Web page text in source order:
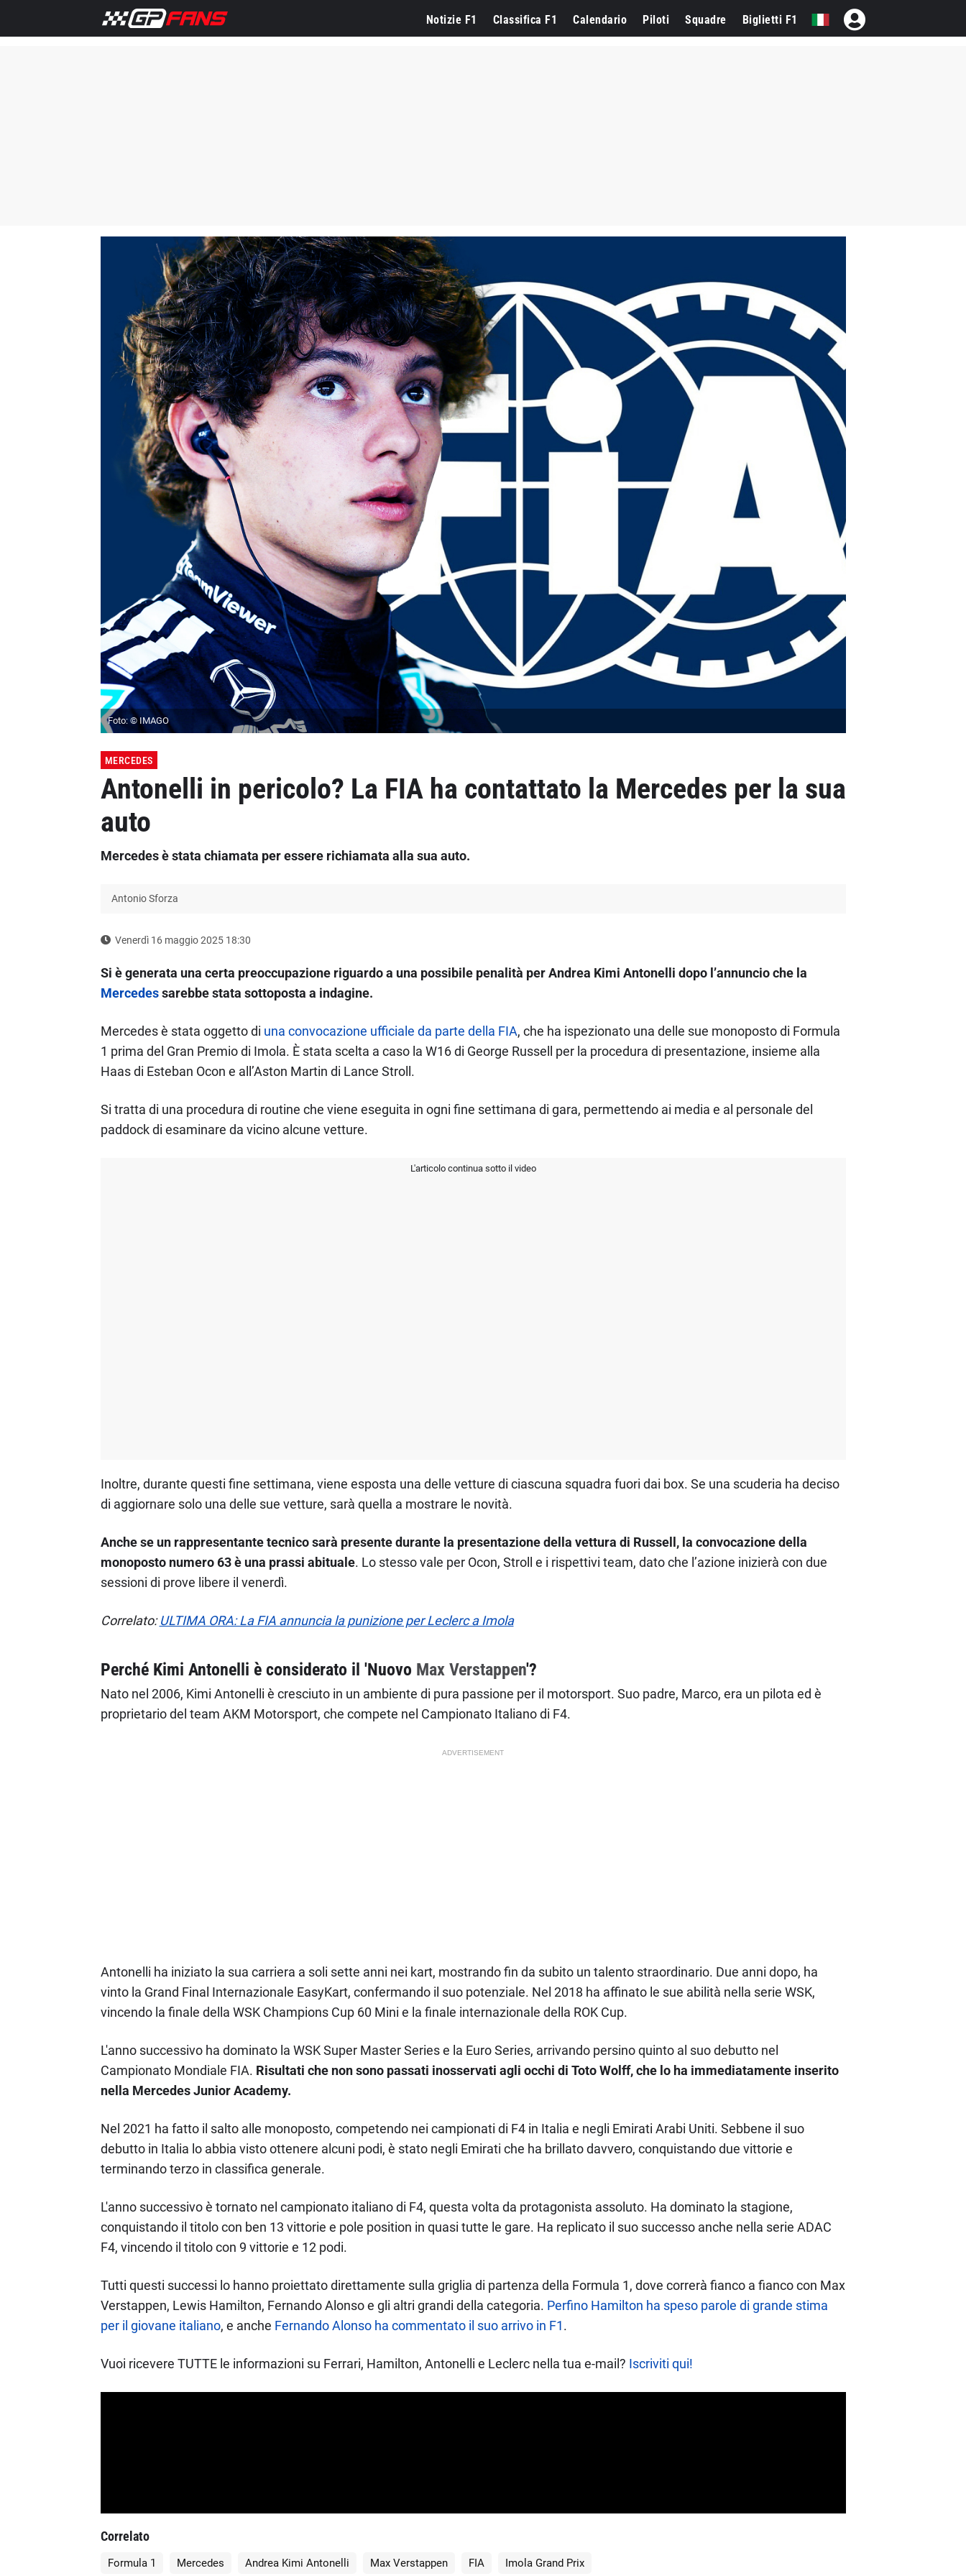
Notizie F1 Classifica F1 Calendario Piloti Squadre Biglietti F1
Foto: © IMAGO
MERCEDES
Antonelli in pericolo? La FIA ha contattato la Mercedes per la sua
auto
Mercedes è stata chiamata per essere richiamata alla sua auto.
Antonio Sforza
Venerdì 16 maggio 2025 18:30
Si è generata una certa preoccupazione riguardo a una possibile penalità per Andrea Kimi Antonelli dopo l’annuncio che la
Mercedessarebbe stata sottoposta a indagine.
Mercedes è stata oggetto di una convocazione ufficiale da parte della FIA, che ha ispezionato una delle sue monoposto di Formula
1 prima del Gran Premio di Imola. È stata scelta a caso la W16 di George Russell per la procedura di presentazione, insieme alla
Haas di Esteban Ocon e all’Aston Martin di Lance Stroll.
Si tratta di una procedura di routine che viene eseguita in ogni fine settimana di gara, permettendo ai media e al personale del
paddock di esaminare da vicino alcune vetture.
L'articolo continua sotto il video
Inoltre, durante questi fine settimana, viene esposta una delle vetture di ciascuna squadra fuori dai box. Se una scuderia ha deciso
di aggiornare solo una delle sue vetture, sarà quella a mostrare le novità.
Anche se un rappresentante tecnico sarà presente durante la presentazione della vettura di Russell, la convocazione della
monoposto numero 63 è una prassi abituale. Lo stesso vale per Ocon, Stroll e i rispettivi team, dato che l’azione inizierà con due
sessioni di prove libere il venerdì.
Correlato:ULTIMA ORA: La FIA annuncia la punizione per Leclerc a Imola
Perché Kimi Antonelli è considerato il 'Nuovo Max Verstappen'?
Nato nel 2006, Kimi Antonelli è cresciuto in un ambiente di pura passione per il motorsport. Suo padre, Marco, era un pilota ed è
proprietario del team AKM Motorsport, che compete nel Campionato Italiano di F4.
ADVERTISEMENT
Antonelli ha iniziato la sua carriera a soli sette anni nei kart, mostrando fin da subito un talento straordinario. Due anni dopo, ha
vinto la Grand Final Internazionale EasyKart, confermando il suo potenziale. Nel 2018 ha affinato le sue abilità nella serie WSK,
vincendo la finale della WSK Champions Cup 60 Mini e la finale internazionale della ROK Cup.
L'anno successivo ha dominato la WSK Super Master Series e la Euro Series, arrivando persino quinto al suo debutto nel
Campionato Mondiale FIA. Risultati che non sono passati inosservati agli occhi di Toto Wolff, che lo ha immediatamente inserito
nella Mercedes Junior Academy.
Nel 2021 ha fatto il salto alle monoposto, competendo nei campionati di F4 in Italia e negli Emirati Arabi Uniti. Sebbene il suo
debutto in Italia lo abbia visto ottenere alcuni podi, è stato negli Emirati che ha brillato davvero, conquistando due vittorie e
terminando terzo in classifica generale.
L'anno successivo è tornato nel campionato italiano di F4, questa volta da protagonista assoluto. Ha dominato la stagione,
conquistando il titolo con ben 13 vittorie e pole position in quasi tutte le gare. Ha replicato il suo successo anche nella serie ADAC
F4, vincendo il titolo con 9 vittorie e 12 podi.
Tutti questi successi lo hanno proiettato direttamente sulla griglia di partenza della Formula 1, dove correrà fianco a fianco con Max
Verstappen, Lewis Hamilton, Fernando Alonso e gli altri grandi della categoria. Perfino Hamilton ha speso parole di grande stima
per il giovane italiano, e anche Fernando Alonso ha commentato il suo arrivo in F1.
Vuoi ricevere TUTTE le informazioni su Ferrari, Hamilton, Antonelli e Leclerc nella tua e-mail? Iscriviti qui!
Correlato
Formula 1 Mercedes Andrea Kimi Antonelli Max Verstappen FIA Imola Grand Prix